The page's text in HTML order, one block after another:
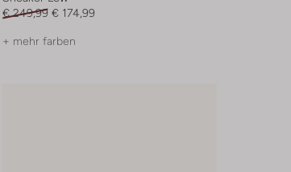
€ 249,99 € 174,99
+ mehr farben